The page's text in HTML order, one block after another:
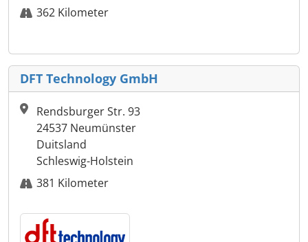
362 Kilometer
DFT Technology GmbH
Rendsburger Str. 93
24537 Neumünster
Duitsland
Schleswig-Holstein
381 Kilometer